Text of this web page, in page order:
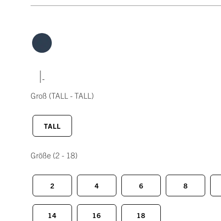
|
Groß (TALL - TALL)
TALL
Größe (2 - 18)
2 4 6 8
14 16 18